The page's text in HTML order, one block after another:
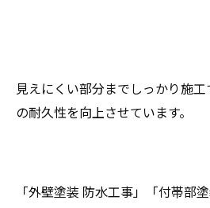
見えにくい部分までしっかり施
の耐久性を向上させています。
「外壁塗装 防水工事」「付帯部